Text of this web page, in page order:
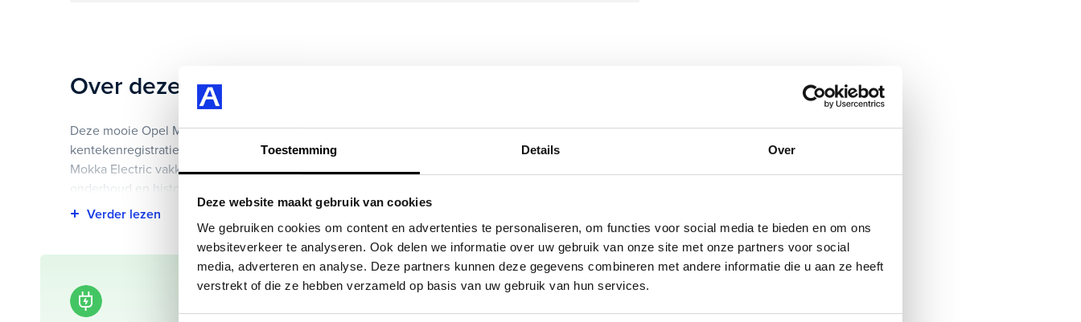
Toestemming Details Over
Deze website maakt gebruik van cookies
We gebruiken cookies om content en advertenties te personaliseren, om functies voor social media te bieden en om ons
websiteverkeer te analyseren. Ook delen we informatie over uw gebruik van onze site met onze partners voor social
media, adverteren en analyse. Deze partners kunnen deze gegevens combineren met andere informatie die u aan ze heeft
verstrekt of die ze hebben verzameld op basis van uw gebruik van hun services.
Over deze Opel Mokka Electric
Deze mooie Opel Mokka Electric GS 54 kWh heeft in 2025 voor het eerst een
kentekenregistratie gekregen en heeft 7.563 km op de teller staan. Bij binnenkomst is de
Mokka Electric vakkundig gecontroleerd. Het voertuigrapport is op deze pagina bij
onderhoud en historie te downloaden.
Highlights van deze Opel zijn onder andere achteruitrijcamera, apple carplay/android auto,
autonomous emergency braking en nog veel meer.
Je koopt hem voor € 24.945,- maar je kan deze Opel Mokka Electric ook bij ons financieren
of leasen.